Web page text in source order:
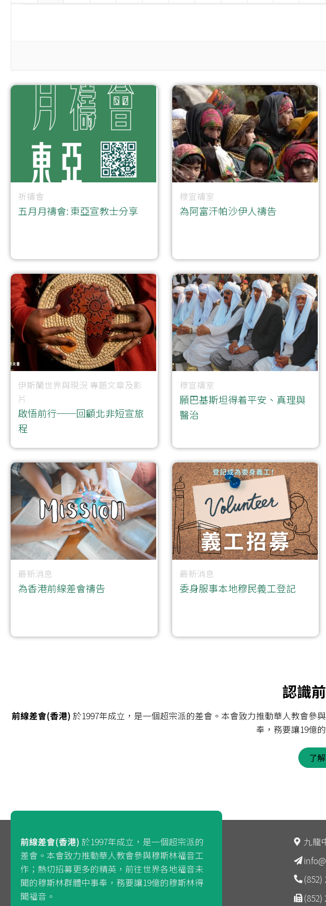
祈禱會
五月月禱會: 東亞宣教士分享
穆宣禱室
為阿富汗帕沙伊人禱告
伊斯蘭世界與現況 專題文章及影
片
啟悟前行──回顧北非短宣旅
程
穆宣禱室
願巴基斯坦得着平安、真理與
醫治
最新消息
為香港前線差會禱告
最新消息
委身服事本地穆民義工登記
認識
前線差會(香港) 於1997年成立，是一個超宗派的差會。本會致力推動華人教會
奉，務要讓19億
了
前線差會(香港) 於1997年成立，是一個超宗派的
差會。本會致力推動華人教會參與穆斯林福音工
作；熱切招募更多的精英，前往世界各地福音未
聞的穆斯林群體中事奉，務要讓19億的穆斯林得
聞福音。
九龍
(852)
(852)